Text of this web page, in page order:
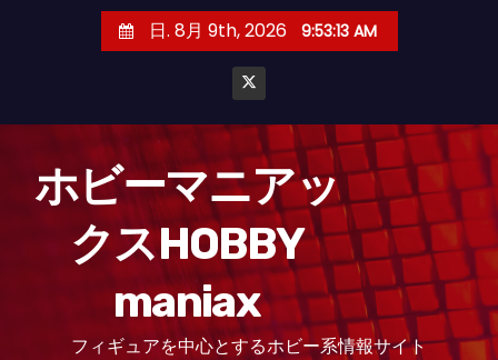
日. 8月 9th, 2026 9:53:13 AM
ホビーマニアッ
クスHOBBY
maniax
フィギュアを中心とするホビー系情報サイト